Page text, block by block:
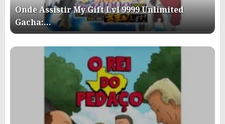
Onde Assistir My Gift Lvl 9999 Unlimited
Gacha:…